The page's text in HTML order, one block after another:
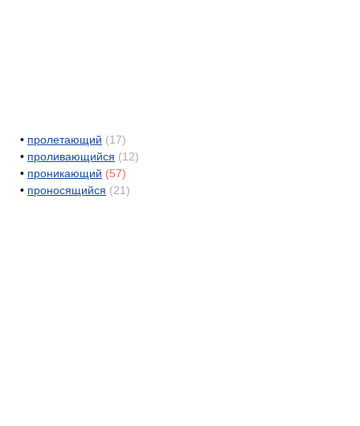
• пролетающий (17)
• проливающийся (12)
• проникающий (57)
• проносящийся (21)